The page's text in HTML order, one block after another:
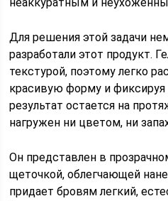
Для решения этой задачи
разработали этот продукт.
текстурой, поэтому легко
красивую форму и
результат остается на
нагружен ни цветом, ни
Он представлен в
щеточкой, облегчающей
придает бровям легкий,